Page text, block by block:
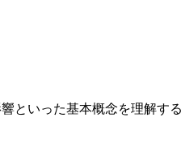
といった基本概念を理解す